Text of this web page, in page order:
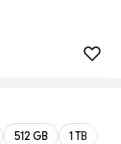
512 GB 1 TB